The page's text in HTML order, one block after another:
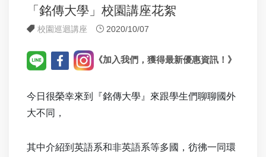
「銘傳大學」校園講座花絮
校園巡迴講座 2020/10/07
《加入我們，獲得最新優惠資訊！》
今日很榮幸來到『銘傳大學』來跟學生們聊聊國外
大不同，
其中介紹到英語系和非英語系等多國，彷彿一同環